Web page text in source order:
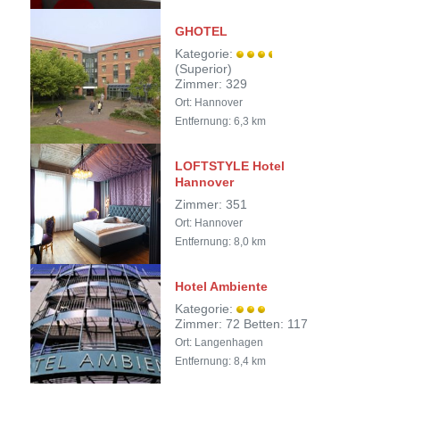
GHOTEL
Kategorie:
(Superior)
Zimmer: 329
Ort: Hannover
Entfernung: 6,3 km
LOFTSTYLE Hotel
Hannover
Zimmer: 351
Ort: Hannover
Entfernung: 8,0 km
Hotel Ambiente
Kategorie:
Zimmer: 72 Betten: 117
Ort: Langenhagen
Entfernung: 8,4 km